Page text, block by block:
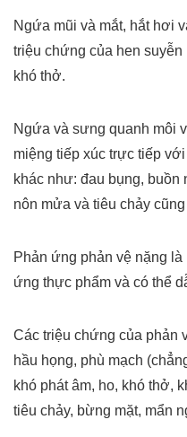
Ngứa mũi và mắt, hắt hơi
triệu chứng của hen
khó thở.
Ngứa và sưng quanh môi
miệng tiếp xúc trực tiếp
khác như: đau bụng, buồn
nôn mửa và tiêu chảy
Phản ứng phản vệ nặng
ứng thực phẩm và có thể
Các triệu chứng của phản
hầu họng, phù mạch
khó phát âm, ho, khó thở,
tiêu chảy, bừng mặt, mẩn